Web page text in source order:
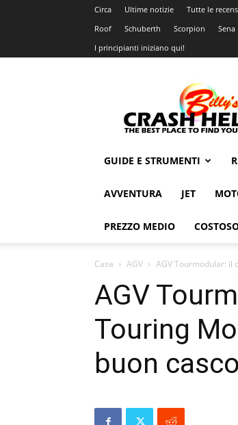
Circa Ultime notizie Tutte le
Roof
Schuberth Scorpion Sena
I principianti iniziano qui!
Caschi
Billys
Crash
GUIDE E STRUMENTI
AVVENTURA JET
PREZZO MEDIO
Casa AGV AGV Tourmodular: il
AGV
Touring
buon